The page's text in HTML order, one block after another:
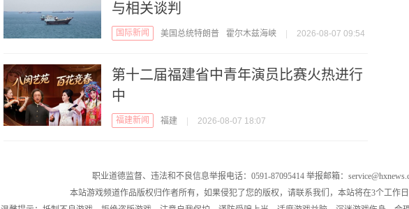
与相关谈判
国际新闻 美国总统特朗普 霍尔木兹海峡 2026-08-07 09:54
第十二届福建省中青年演员比赛火热进行
中
福建新闻 福建 2026-08-07 18:07
职业道德监督、违法和不良信息举报电话：0591-87095414 举报邮箱：
本站游戏频道作品版权归作者所有，如果侵犯了您的版权，请联系我们，本站将在3个工作日